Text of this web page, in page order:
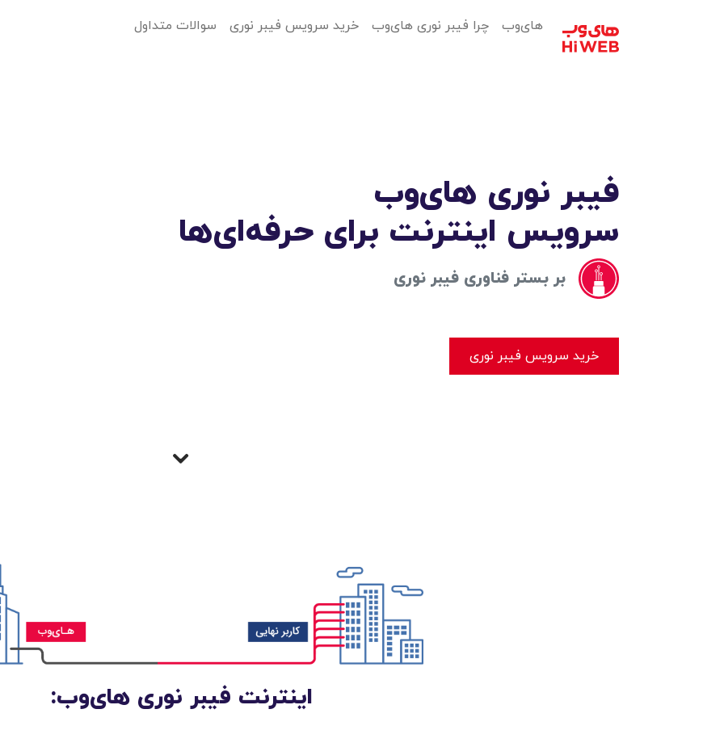
های‌وب چرا فیبر نوری های‌وب خرید سرویس فیبر نوری سوالات متداول
فیبر نوری های‌وب
سرویس اینترنت برای حرفه‌ای‌ها
بر بستر فناوری فیبر نوری
خرید سرویس فیبر نوری
اینترنت فیبر نوری های‌وب: